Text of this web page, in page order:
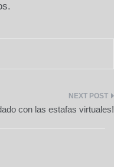
con las estafas virtuales!